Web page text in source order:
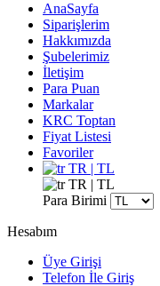
AnaSayfa
Siparişlerim
Hakkımızda
Şubelerimiz
İletişim
Para Puan
Markalar
KRC Toptan
Fiyat Listesi
Favoriler
TR | TL
TR | TL
Para Birimi
Hesabım
Üye Girişi
Telefon İle Giriş